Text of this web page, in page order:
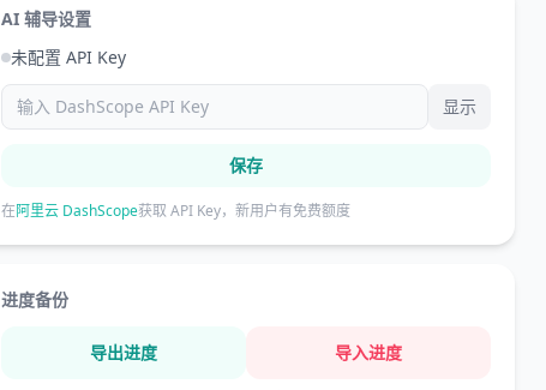
AI 辅导设置
未配置 API Key
显示
保存
在阿里云 DashScope获取 API Key，新用户有免费额度
进度备份
导出进度 导入进度